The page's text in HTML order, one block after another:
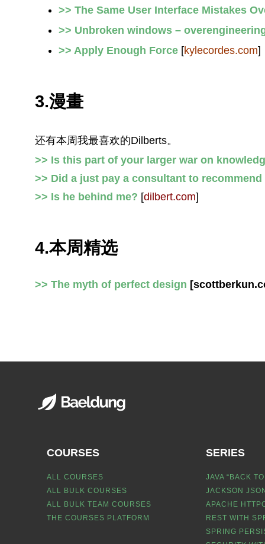
>> The Same User Interface Mistakes
>> Unbroken windows –
>> Apply Enough Force[kylecordes.com]
3.漫畫
还有本周我最喜欢的Dilberts。
>> Is this part of your larger war on
>> Did a just pay a consultant to
>> Is he behind me? [dilbert.com]
4.本周精选
>> The myth of perfect design
COURSES
ALL COURSES
ALL BULK COURSES
ALL BULK TEAM COURSES
THE COURSES PLATFORM
SERIES
JAVA “BACK
JACKSON
APACHE
REST WITH
SPRING